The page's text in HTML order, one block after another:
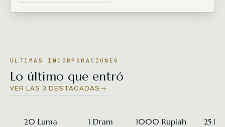
ÚLTIMAS INCORPORACIONES
Lo último que entró
VER LAS 3 DESTACADAS →
20 Luma 1 Dram 1000 Rupiah 25